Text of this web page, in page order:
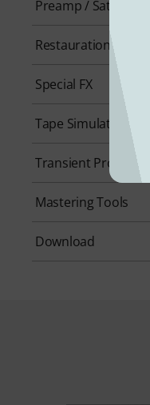
Preamp / Saturation
Restauration
Special FX
Tape Simulation
Transient Processing
Mastering Tools
Download